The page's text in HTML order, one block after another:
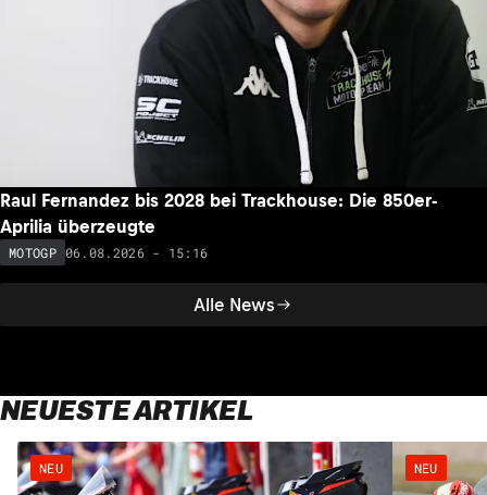
Alle News
Raul Fernandez bis 2028 bei Trackhouse: Die 850er-
Aprilia überzeugte
MOTOGP 06.08.2026 - 15:16
NEUESTE ARTIKEL
NEU NEU